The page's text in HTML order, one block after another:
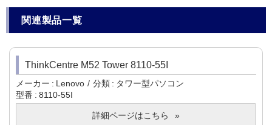
関連製品一覧
ThinkCentre M52 Tower 8110-55I
メーカー Lenovo 分類
タワー型パソコン
型番
8110-55I
詳細ページはこちら